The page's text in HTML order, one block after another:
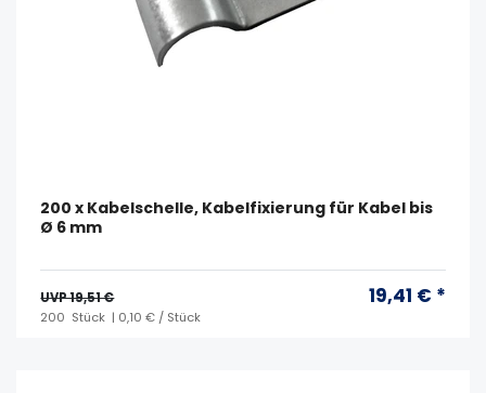
200 x Kabelschelle, Kabelfixierung für Kabel bis
Ø 6 mm
UVP 19,51 € 19,41 € *
200 Stück | 0,10 € / Stück